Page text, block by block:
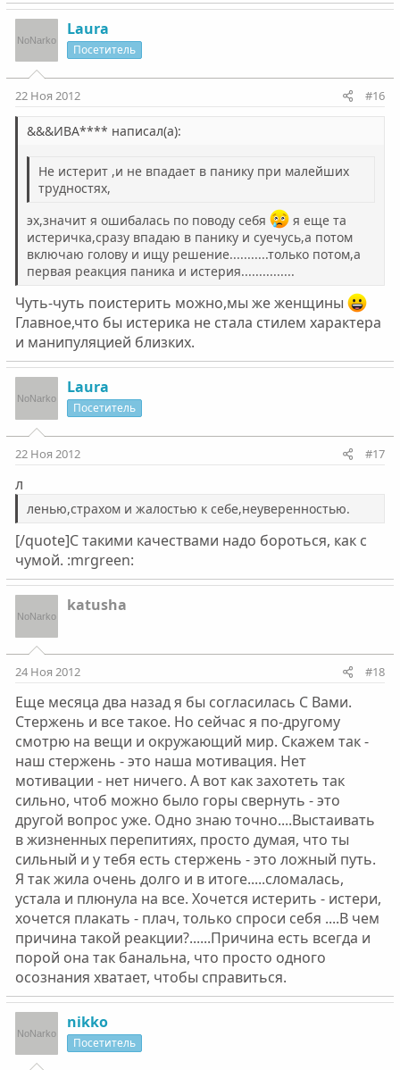
Laura
Посетитель
22 Ноя 2012 #16
&&&ИВА**** написал(а):
Не истерит ,и не впадает в панику при малейших
трудностях,
эх,значит я ошибалась по поводу себя
я еще та
истеричка,сразу впадаю в панику и суечусь,а потом
включаю голову и ищу решение...........только потом,а
первая реакция паника и истерия...............
Чуть-чуть поистерить можно,мы же женщины
Главное,что бы истерика не стала стилем характера
и манипуляцией близких.
Laura
Посетитель
22 Ноя 2012 #17
л
ленью,страхом и жалостью к себе,неуверенностью.
[/quote]С такими качествами надо бороться, как с
чумой. :mrgreen:
katusha
24 Ноя 2012 #18
Еще месяца два назад я бы согласилась С Вами.
Стержень и все такое. Но сейчас я по-другому
смотрю на вещи и окружающий мир. Скажем так -
наш стержень - это наша мотивация. Нет
мотивации - нет ничего. А вот как захотеть так
сильно, чтоб можно было горы свернуть - это
другой вопрос уже. Одно знаю точно....Выстаивать
в жизненных перепитиях, просто думая, что ты
сильный и у тебя есть стержень - это ложный путь.
Я так жила очень долго и в итоге.....сломалась,
устала и плюнула на все. Хочется истерить - истери,
хочется плакать - плач, только спроси себя ....В чем
причина такой реакции?......Причина есть всегда и
порой она так банальна, что просто одного
осознания хватает, чтобы справиться.
nikko
Посетитель